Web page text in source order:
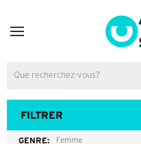
FILTRER
GENRE: Femme